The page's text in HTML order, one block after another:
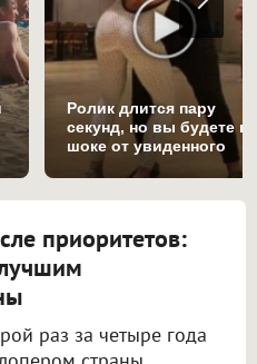
Ролик длится пару
секунд, но вы будете в
шоке от увиденного
приоритетов:
раз за четыре года